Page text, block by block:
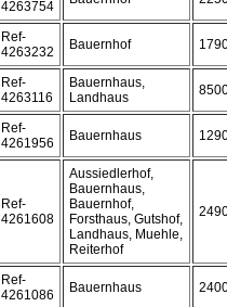
4263754
Ref-
4263232
Bauernhof
Ref-
4263116
Bauernhaus,
Landhaus
Ref-
4261956
Bauernhaus
Ref-
4261608
Aussiedlerhof,
Bauernhaus,
Bauernhof,
Forsthaus, Gutshof,
Landhaus, Muehle,
Reiterhof
Ref-
4261086
Bauernhaus